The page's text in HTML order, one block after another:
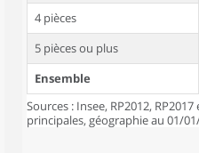
4 pièces
5 pièces ou plus
Ensemble
Sources : Insee, RP2012,
principales, géographie au 01/